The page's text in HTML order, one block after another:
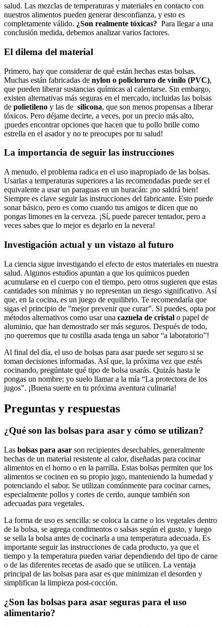
salud. Las mezclas de temperaturas y materiales en ⁣contacto con​
nuestros alimentos pueden generar ⁢desconfianza,⁣ y esto es
completamente ⁢válido. ¿Son realmente tóxicas? ‍ Para llegar a una
conclusión medida, debemos⁢ analizar varios factores.
El dilema del material
Primero,⁣ hay que considerar de qué están hechas estas⁤ bolsas.​
Muchas están ‍fabricadas de⁢ nylon ​o policloruro‌ de ‍vinilo ⁢(PVC),‌
que pueden liberar sustancias químicas⁣ al ‍calentarse. Sin‍ embargo,
existen alternativas más seguras en el mercado, incluidas las bolsas
de‌ polietileno ‍y⁣ las de ⁣ silicona,⁤ que son menos ‌propensas a liberar
tóxicos. Pero ‍déjame decirte, a veces,⁤ por un precio ⁢más​ alto,
¡puedes encontrar opciones que hacen que tu pollo brille⁤ como
estrella en el asador ‌y no te preocupes ​por​ tu salud!
La importancia ​de seguir ​las ⁣instrucciones
A menudo, el​ problema radica en el uso inapropiado de las bolsas.
Usarlas a⁤ temperaturas superiores a las recomendadas puede ser el
equivalente a ⁤usar un paraguas en ⁣un huracán: ¡no saldrá bien!‌
Siempre ⁤es clave seguir las ⁣instrucciones‌ del fabricante. Esto puede
sonar básico, pero es como‍ cuando tus amigos‍ te dicen que no ​
pongas limones en la⁣ cerveza. ¡Sí, puede parecer tentador, ⁤pero a
veces sabes⁣ que​ lo​ mejor es dejarlo en la nevera!
Investigación ‍actual y un vistazo al futuro
La ​ciencia sigue investigando ⁣el ​efecto de estos materiales en‌ nuestra
salud. Algunos estudios apuntan a que los químicos pueden⁢
acumularse en el cuerpo con ‌el tiempo, pero⁤ otros sugieren que estas
cantidades son mínimas y no ⁢representan ⁤un ‍riesgo significativo. ⁢Así
que, en ​la ​cocina, ‍es‌ un juego de⁣ equilibrio. Te recomendaría que
sigas el‌ principio de ‍”mejor prevenir que curar”. ⁢Si puedes, ⁤opta por
métodos alternativos⁢ como usar una cazuela de cristal o papel de
aluminio, que han demostrado ser ​más seguros. ‍Después de todo,
¡no queremos que tu costilla asada tenga un sabor “a laboratorio”!
Al final del día, el⁣ uso de bolsas para asar puede ‌ser seguro si‍ se
toman decisiones ​informadas. Así⁢ que, la⁣ próxima vez que estés
cocinando, pregúntate qué tipo ⁤de bolsa usarás. Quizás ⁣hasta le
‍pongas un nombre; ⁢yo suelo llamar a⁢ la mía ‌“La protectora de​ los
jugos”. ¡Buena suerte en tu próxima aventura culinaria!
Preguntas y ​respuestas
¿Qué son las bolsas para asar ‍y cómo se utilizan?
Las bolsas para asar son ‍recipientes desechables, ⁤generalmente ​
hechas⁣ de un ⁤material resistente‌ al calor, ‌diseñadas ​para cocinar
alimentos ‌en el horno o en la parrilla.‍ Estas bolsas permiten que los
alimentos ⁣se cocinen en su propio jugo, manteniendo la ‌humedad y
potenciando‌ el sabor. ⁣Se utilizan comúnmente para cocinar carnes,
especialmente⁤ pollos y cortes de cerdo, ⁣aunque⁢ también son
adecuadas para ⁣vegetales.
La forma de uso es sencilla: se coloca la carne o los⁢ vegetales dentro
de la bolsa, ​se agrega ⁤condimentos o salsas ⁢según⁢ el gusto, ‍y luego
se sella la bolsa​ antes‍ de cocinarla a una temperatura adecuada. Es
importante‌ seguir las instrucciones de cada ​producto, ya que el
tiempo y la temperatura pueden variar ​dependiendo ‌del tipo de carne
⁣o de las diferentes recetas⁢ de asado que se utilicen. La ventaja
principal de las‌ bolsas para asar es ⁣que minimizan el desorden y
simplifican la limpieza post-cocción.
¿Son las bolsas para asar‍ seguras para el uso
alimentario?